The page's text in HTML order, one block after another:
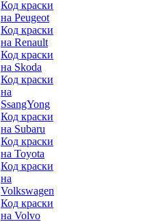
Код краски
на Peugeot
Код краски
на Renault
Код краски
на Skoda
Код краски
на
SsangYong
Код краски
на Subaru
Код краски
на Toyota
Код краски
на
Volkswagen
Код краски
на Volvo